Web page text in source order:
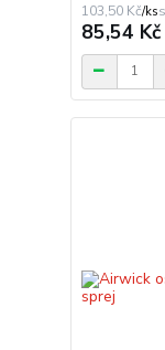
103,50 Kč/ks
85,54 Kč